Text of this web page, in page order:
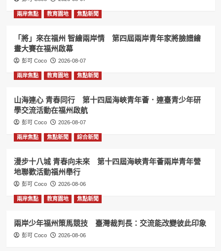
兩岸焦點 教育園地 焦點新聞
「將」來在福州 智繪兩岸情 第四屆兩岸青年家將臉譜繪
畫大賽在福州啟幕
彭可 Coco 2026-08-07
兩岸焦點 教育園地 焦點新聞
山海連心 青春同行 第十四屆海峽青年薈．連臺青少年研
學交流活動在福州啟航
彭可 Coco 2026-08-07
兩岸焦點 焦點新聞 綜合新聞
漫步十八城 青春向未來 第十四屆海峽青年薈兩岸青年營
地聯歡活動福州舉行
彭可 Coco 2026-08-06
兩岸焦點 教育園地 焦點新聞
兩岸少年福州策馬競技 臺灣裁判長：交流能改變彼此印象
彭可 Coco 2026-08-06